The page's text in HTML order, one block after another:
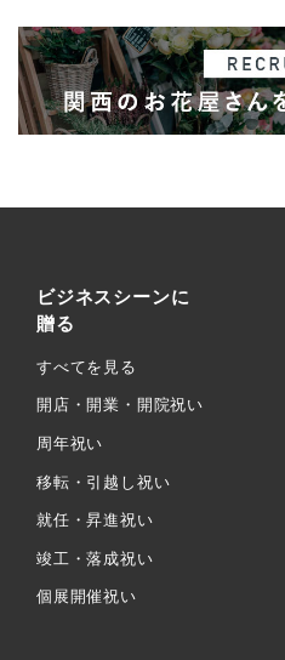
ビジネスシーンに
贈る
すべてを見る
開店・開業・開院祝い
周年祝い
移転・引越し祝い
就任・昇進祝い
竣工・落成祝い
個展開催祝い